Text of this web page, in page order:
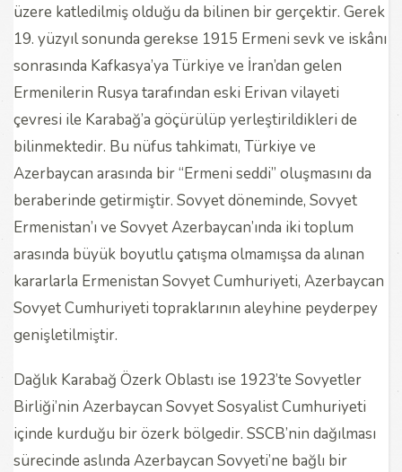
üzere katledilmiş olduğu da bilinen bir gerçektir. Gerek
19. yüzyıl sonunda gerekse 1915 Ermeni sevk ve iskânı
sonrasında Kafkasya’ya Türkiye ve İran’dan gelen
Ermenilerin Rusya tarafından eski Erivan vilayeti
çevresi ile Karabağ’a göçürülüp yerleştirildikleri de
bilinmektedir. Bu nüfus tahkimatı, Türkiye ve
Azerbaycan arasında bir “Ermeni seddi” oluşmasını da
beraberinde getirmiştir. Sovyet döneminde, Sovyet
Ermenistan’ı ve Sovyet Azerbaycan’ında iki toplum
arasında büyük boyutlu çatışma olmamışsa da alınan
kararlarla Ermenistan Sovyet Cumhuriyeti, Azerbaycan
Sovyet Cumhuriyeti topraklarının aleyhine peyderpey
genişletilmiştir.
Dağlık Karabağ Özerk Oblastı ise 1923’te Sovyetler
Birliği’nin Azerbaycan Sovyet Sosyalist Cumhuriyeti
içinde kurduğu bir özerk bölgedir. SSCB’nin dağılması
sürecinde aslında Azerbaycan Sovyeti’ne bağlı bir